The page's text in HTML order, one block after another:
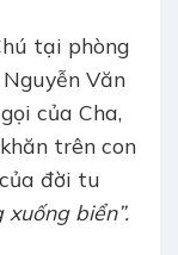
tại phòng
Văn
của Cha,
trên con
đời tu
xuống biển”.